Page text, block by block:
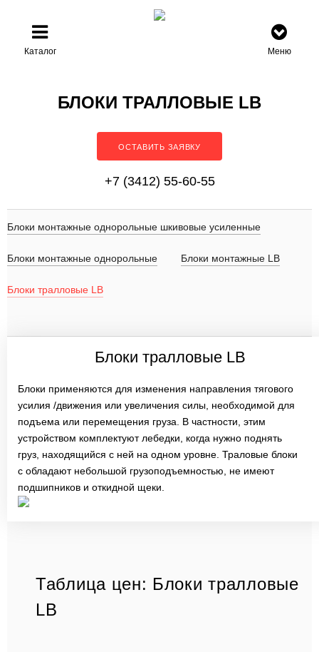
Каталог Меню
БЛОКИ ТРАЛЛОВЫЕ LB
ОСТАВИТЬ ЗАЯВКУ
+7 (3412) 55-60-55
Блоки монтажные однорольные шкивовые усиленные
Блоки монтажные однорольные Блоки монтажные LB
Блоки тралловые LB
Блоки тралловые LB
Блоки применяются для изменения направления тягового
усилия /движения или увеличения силы, необходимой для
подъема или перемещения груза. В частности, этим
устройством комплектуют лебедки, когда нужно поднять
груз, находящийся с ней на одном уровне. Траловые блоки
с обладают небольшой грузоподъемностью, не имеют
подшипников и откидной щеки.
Таблица цен: Блоки тралловые
LB